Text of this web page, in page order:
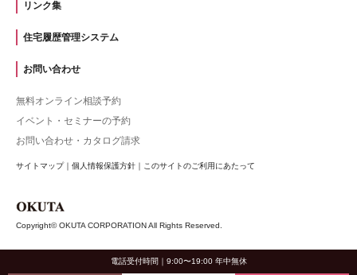
リンク集
住宅履歴管理システム
お問い合わせ
無料オンライン相談予約
イベント・セミナーの予約
お問い合わせ・カタログ請求
サイトマップ｜ 個人情報保護方針 ｜ このサイトのご利用にあたって
Copyright© OKUTA CORPORATION All Rights Reserved.
電話受付時間｜9:00〜19:00 年中無休